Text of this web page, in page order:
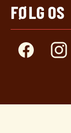
FØLG OS